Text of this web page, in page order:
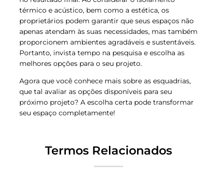
térmico e acústico, bem como a estética, os
proprietários podem garantir que seus espaços não
apenas atendam às suas necessidades, mas também
proporcionem ambientes agradáveis e sustentáveis.
Portanto, invista tempo na pesquisa e escolha as
melhores opções para o seu projeto.
Agora que você conhece mais sobre as esquadrias,
que tal avaliar as opções disponíveis para seu
próximo projeto? A escolha certa pode transformar
seu espaço completamente!
Termos Relacionados